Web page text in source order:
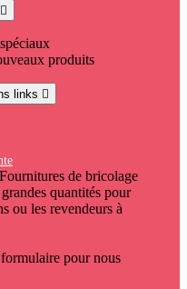

produits
links 
Fournitures de bricolage
quantités pour
ou les revendeurs à
pour nous